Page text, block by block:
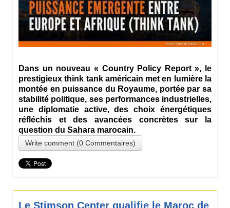
Dans un nouveau « Country Policy Report », le
prestigieux think tank américain met en lumière la
montée en puissance du Royaume, portée par sa
stabilité politique, ses performances industrielles,
une diplomatie active, des choix énergétiques
réfléchis et des avancées concrètes sur la
question du Sahara marocain.
Write comment (0 Commentaires)
Le Stimson Center qualifie le Maroc de